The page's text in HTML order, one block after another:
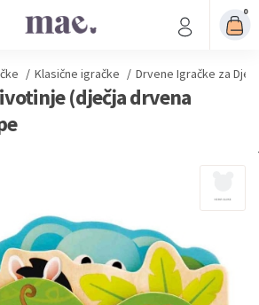
0
/ Klasične igračke / Drvene Igračke za
(dječja drvena